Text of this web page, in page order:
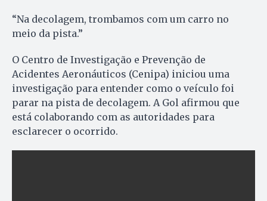
“Na decolagem, trombamos com um carro no
meio da pista.”
O Centro de Investigação e Prevenção de
Acidentes Aeronáuticos (Cenipa) iniciou uma
investigação para entender como o veículo foi
parar na pista de decolagem. A Gol afirmou que
está colaborando com as autoridades para
esclarecer o ocorrido.